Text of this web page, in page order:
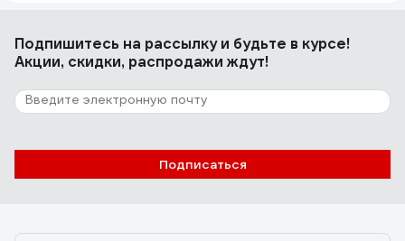
Подпишитесь на рассылкуи будьте в курсе!
Акции, скидки, распродажи ждут!
Подписаться